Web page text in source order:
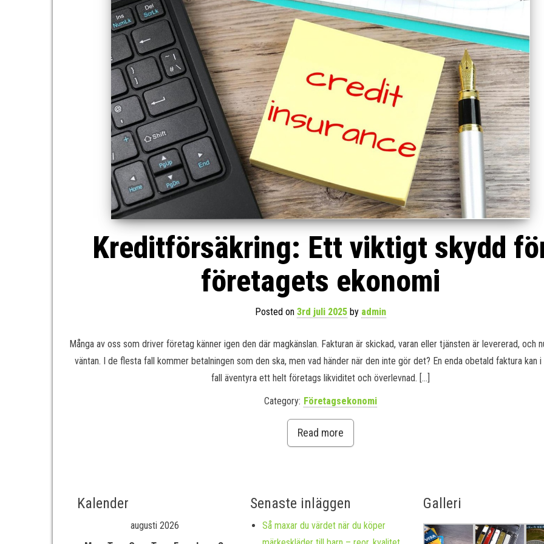
Kreditförsäkring: Ett viktigt skydd
företagets ekonomi
Posted on3rd juli 2025 by admin
Många av oss som driver företag känner igen den där magkänslan. Fakturan är skickad, varan eller tjänsten är levererad, och
väntan. I de flesta fall kommer betalningen som den ska, men vad händer när den inte gör det? En enda obetald faktura kan i
fall äventyra ett helt företags likviditet och överlevnad. […]
Category: Företagsekonomi
Read more
Kalender
augusti 2026
Senaste inläggen
Så maxar du värdet när du köper
Galleri